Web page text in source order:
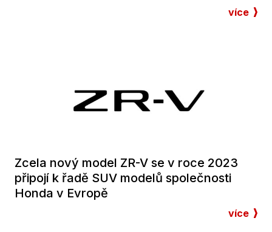
více
Zcela nový model ZR-V se v roce 2023
připojí k řadě SUV modelů společnosti
Honda v Evropě
více